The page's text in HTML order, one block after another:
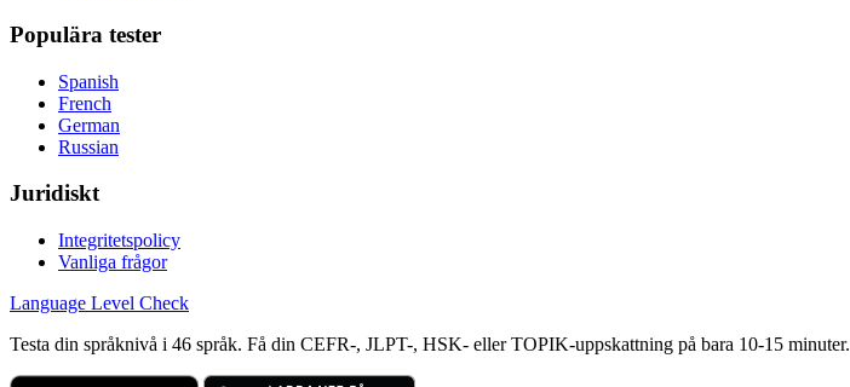
Populära tester
Spanish
French
German
Russian
Juridiskt
Integritetspolicy
Vanliga frågor
Language Level Check
Testa din språknivå i 46 språk. Få din CEFR-, JLPT-, HSK- eller TOPIK-uppskattning på bara 10-15 minuter.